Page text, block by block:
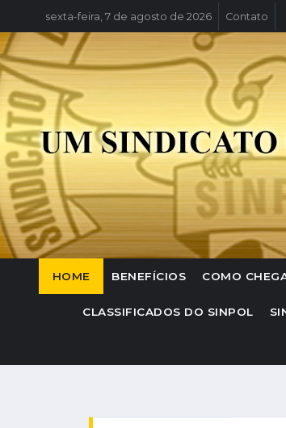
sexta-feira, 7 de agosto de 2026 Contato
HOME BENEFÍCIOS COMO
CLASSIFICADOS DO SINPOL